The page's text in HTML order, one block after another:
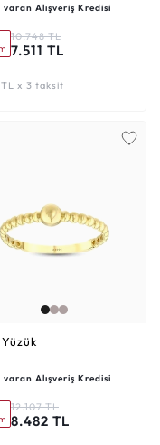
varan Alışveriş Kredisi
10.748 TL
7.511 TL
x 3 taksit
varan Alışveriş Kredisi
12.107 TL
8.482 TL